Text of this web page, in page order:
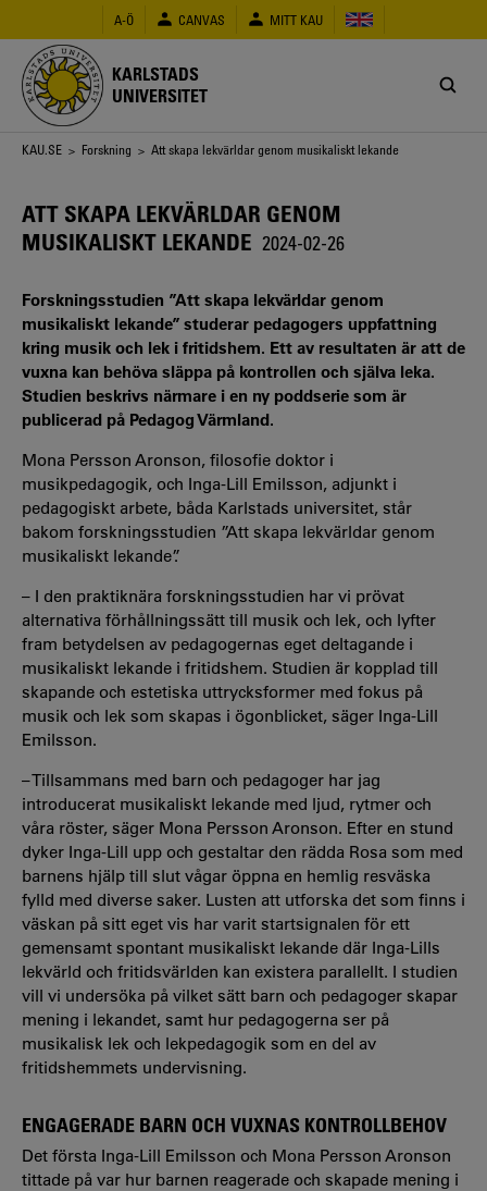
huvudinnehåll
A-Ö CANVAS MITT KAU
KARLSTADS
UNIVERSITET
Länkstig
KAU.SE > Forskning > Att skapa lekvärldar genom musikaliskt lekande
ATT SKAPA LEKVÄRLDAR GENOM
MUSIKALISKT LEKANDE 2024-02-26
Forskningsstudien ”Att skapa lekvärldar genom
musikaliskt lekande” studerar pedagogers uppfattning
kring musik och lek i fritidshem. Ett av resultaten är att de
vuxna kan behöva släppa på kontrollen och själva leka.
Studien beskrivs närmare i en ny poddserie som är
publicerad på Pedagog Värmland.
Mona Persson Aronson, filosofie doktor i
musikpedagogik, och Inga-Lill Emilsson, adjunkt i
pedagogiskt arbete, båda Karlstads universitet, står
bakom forskningsstudien ”Att skapa lekvärldar genom
musikaliskt lekande”.
– I den praktiknära forskningsstudien har vi prövat
alternativa förhållningssätt till musik och lek, och lyfter
fram betydelsen av pedagogernas eget deltagande i
musikaliskt lekande i fritidshem. Studien är kopplad till
skapande och estetiska uttrycksformer med fokus på
musik och lek som skapas i ögonblicket, säger Inga-Lill
Emilsson.
– Tillsammans med barn och pedagoger har jag
introducerat musikaliskt lekande med ljud, rytmer och
våra röster, säger Mona Persson Aronson. Efter en stund
dyker Inga-Lill upp och gestaltar den rädda Rosa som med
barnens hjälp till slut vågar öppna en hemlig resväska
fylld med diverse saker. Lusten att utforska det som finns i
väskan på sitt eget vis har varit startsignalen för ett
gemensamt spontant musikaliskt lekande där Inga-Lills
lekvärld och fritidsvärlden kan existera parallellt. I studien
vill vi undersöka på vilket sätt barn och pedagoger skapar
mening i lekandet, samt hur pedagogerna ser på
musikalisk lek och lekpedagogik som en del av
fritidshemmets undervisning.
ENGAGERADE BARN OCH VUXNAS KONTROLLBEHOV
Det första Inga-Lill Emilsson och Mona Persson Aronson
tittade på var hur barnen reagerade och skapade mening i